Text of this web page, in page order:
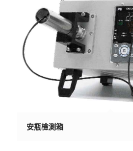
安瓶檢測箱